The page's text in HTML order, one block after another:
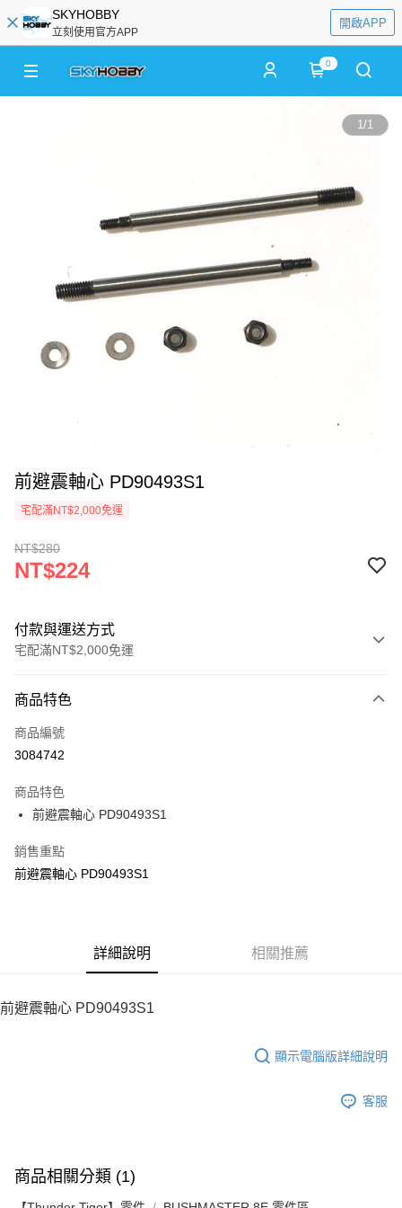
SKYHOBBY
立刻使用官方APP
開啟APP
0
1/1
前避震軸心 PD90493S1
宅配滿NT$2,000免運
NT$280
NT$224
付款與運送方式
宅配滿NT$2,000免運
信用卡一次付款
LINE Pay
街口支付
悠遊付
ATM付款
每筆NT$100，滿NT$2,000(含以上)免運費
商品特色
商品編號
3084742
商品特色
前避震軸心 PD90493S1
銷售重點
前避震軸心 PD90493S1
詳細說明 相關推薦
前避震軸心 PD90493S1
顯示電腦版詳細說明
客服
商品相關分類 (1)